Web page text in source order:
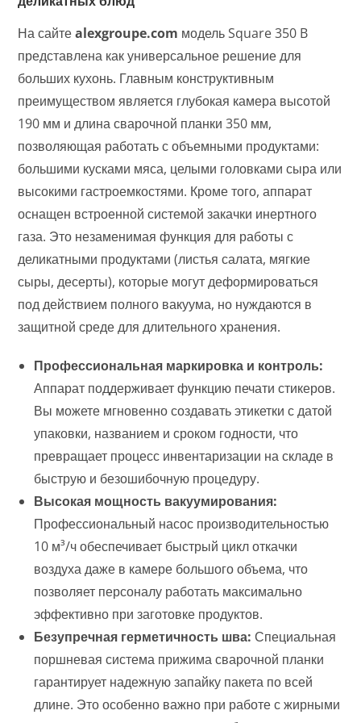
На сайтеalexgroupe.com модель Square 350 B
представлена ​​как универсальное решение для
больших кухонь. Главным конструктивным
преимуществом является глубокая камера высотой
190 мм и длина сварочной планки 350 мм,
позволяющая работать с объемными продуктами:
большими кусками мяса, целыми головками сыра или
высокими гастроемкостями. Кроме того, аппарат
оснащен встроенной системой закачки инертного
газа. Это незаменимая функция для работы с
деликатными продуктами (листья салата, мягкие
сыры, десерты), которые могут деформироваться
под действием полного вакуума, но нуждаются в
защитной среде для длительного хранения.
Профессиональная маркировка и контроль:
Аппарат поддерживает функцию печати стикеров.
Вы можете мгновенно создавать этикетки с датой
упаковки, названием и сроком годности, что
превращает процесс инвентаризации на складе в
быструю и безошибочную процедуру.
Высокая мощность вакуумирования:
Профессиональный насос производительностью
10 м³/ч обеспечивает быстрый цикл откачки
воздуха даже в камере большого объема, что
позволяет персоналу работать максимально
эффективно при заготовке продуктов.
Безупречная герметичность шва: Специальная
поршневая система прижима сварочной планки
гарантирует надежную запайку пакета по всей
длине. Это особенно важно при работе с жирными